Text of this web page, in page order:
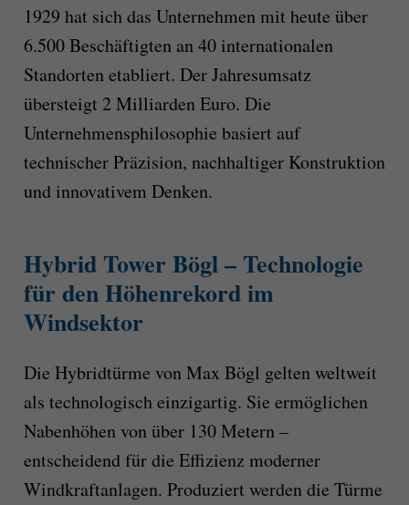
1929 hat sich das Unternehmen mit heute über
6.500 Beschäftigten an 40 internationalen
Standorten etabliert. Der Jahresumsatz
übersteigt 2 Milliarden Euro. Die
Unternehmensphilosophie basiert auf
technischer Präzision, nachhaltiger Konstruktion
und innovativem Denken.
Hybrid Tower Bögl – Technologie
für den Höhenrekord im
Windsektor
Die Hybridtürme von Max Bögl gelten weltweit
als technologisch einzigartig. Sie ermöglichen
Nabenhöhen von über 130 Metern –
entscheidend für die Effizienz moderner
Windkraftanlagen. Produziert werden die Türme